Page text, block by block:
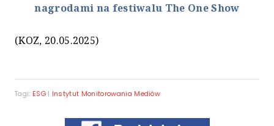
nagrodami na festiwalu The One Show
(KOZ, 20.05.2025)
Tagi: ESG| Instytut Monitorowania Mediów